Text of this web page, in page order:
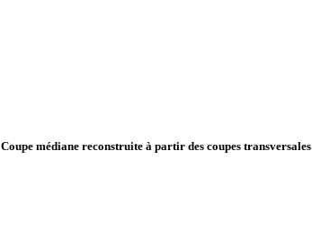
Coupe médiane reconstruite à partir des coupes transversales